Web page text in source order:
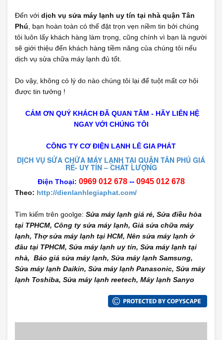
Đến với dịch vụ sửa máy lạnh uy tín tại nhà quận Tân
Phú , bạn hoàn toàn có thể đặt trọn vẹn niềm tin bởi chúng
tôi luôn lấy khách hàng làm trọng, cũng chính vì bạn là người
sẽ giới thiệu đến khách hàng tiềm năng của chúng tôi nếu
dịch vụ sửa chữa máy lạnh đủ tốt.
Do vậy, không có lý do nào chúng tôi lại để tuột mất cơ hội
được tin tưởng !
CẢM ƠN QUÝ KHÁCH ĐÃ QUAN TÂM - HÃY LIÊN HỆ
NGAY VỚI CHÚNG TÔI
CÔNG TY CƠ ĐIỆN LẠNH LÊ GIA PHÁT
DỊCH VỤ SỬA CHỮA MÁY LẠNH TẠI QUẬN TÂN PHÚ GIÁ
RẺ- UY TÍN – CHẤT LƯỢNG
Điện Thoại: 0969 012 678--0945 012 678
Theo: http://dienlanhlegiaphat.com/
Tìm kiếm trên goolge: Sửa máy lạnh giá rẻ, Sửa điều hòa
tại TPHCM, Công ty sửa máy lạnh, Giá sửa chữa máy
lạnh, Thợ sửa máy lạnh tại HCM, Nên sửa máy lạnh ở
đâu tại TPHCM, Sửa máy lạnh uy tín, Sửa máy lạnh tại
nhà, Báo giá sửa máy lạnh, Sửa máy lạnh Samsung,
Sửa máy lạnh Daikin, Sửa máy lạnh Panasonic, Sửa máy
lạnh Toshiba, Sửa máy lạnh reetech, Máy lạnh Sanyo